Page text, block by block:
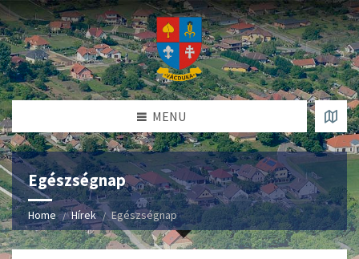
MENU
Egészségnap
Home Hírek Egészségnap